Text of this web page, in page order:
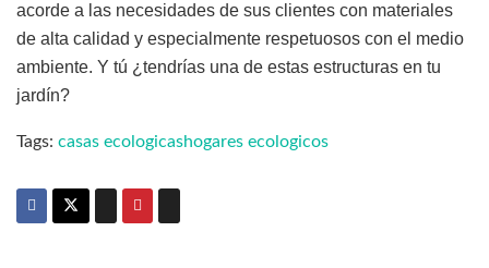
acorde a las necesidades de sus clientes con materiales
de alta calidad y especialmente respetuosos con el medio
ambiente. Y tú ¿tendrías una de estas estructuras en tu
jardín?
Tags: casas ecologicashogares ecologicos